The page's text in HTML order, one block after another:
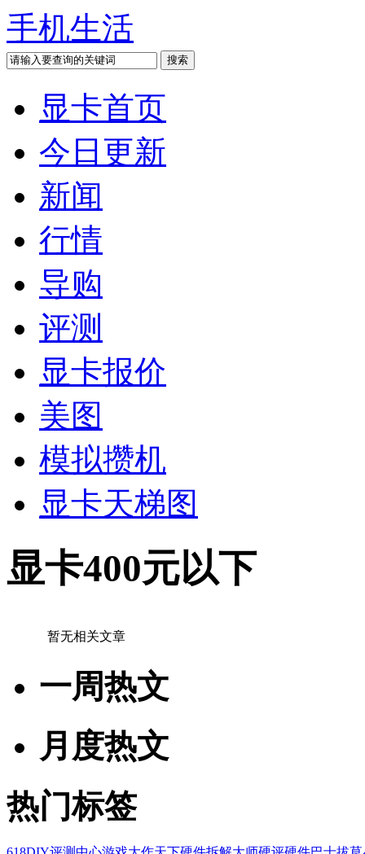
手机生活
显卡首页
今日更新
新闻
行情
导购
评测
显卡报价
美图
模拟攒机
显卡天梯图
显卡400元以下
暂无相关文章
一周热文
月度热文
热门标签